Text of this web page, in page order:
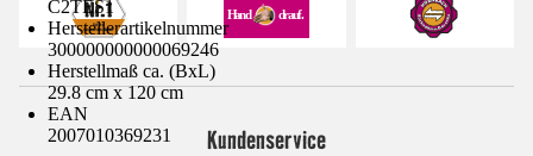
C2TES1
Herstellerartikelnummer
300000000000069246
Herstellmaß ca. (BxL)
29.8 cm x 120 cm
EAN
2007010369231
Kundenservice